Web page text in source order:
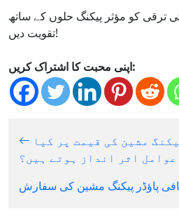
کی ترقی کو مؤثر پیکنگ حلوں کے ساتھ
تقویت دیں!
اپنی محبت کا اشتراک کریں:
عوامل اثر انداز ہوتے ہیں؟